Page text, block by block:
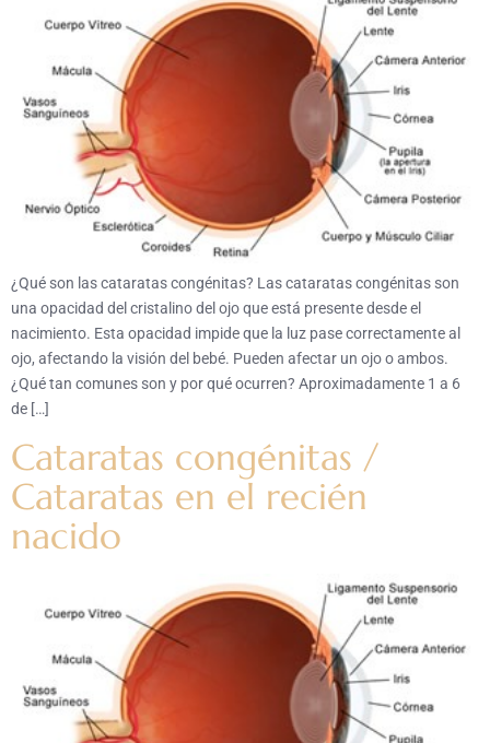
¿Qué son las cataratas congénitas? Las cataratas congénitas son
una opacidad del cristalino del ojo que está presente desde el
nacimiento. Esta opacidad impide que la luz pase correctamente al
ojo, afectando la visión del bebé. Pueden afectar un ojo o ambos.
¿Qué tan comunes son y por qué ocurren? Aproximadamente 1 a 6
de […]
Cataratas congénitas /
Cataratas en el recién
nacido